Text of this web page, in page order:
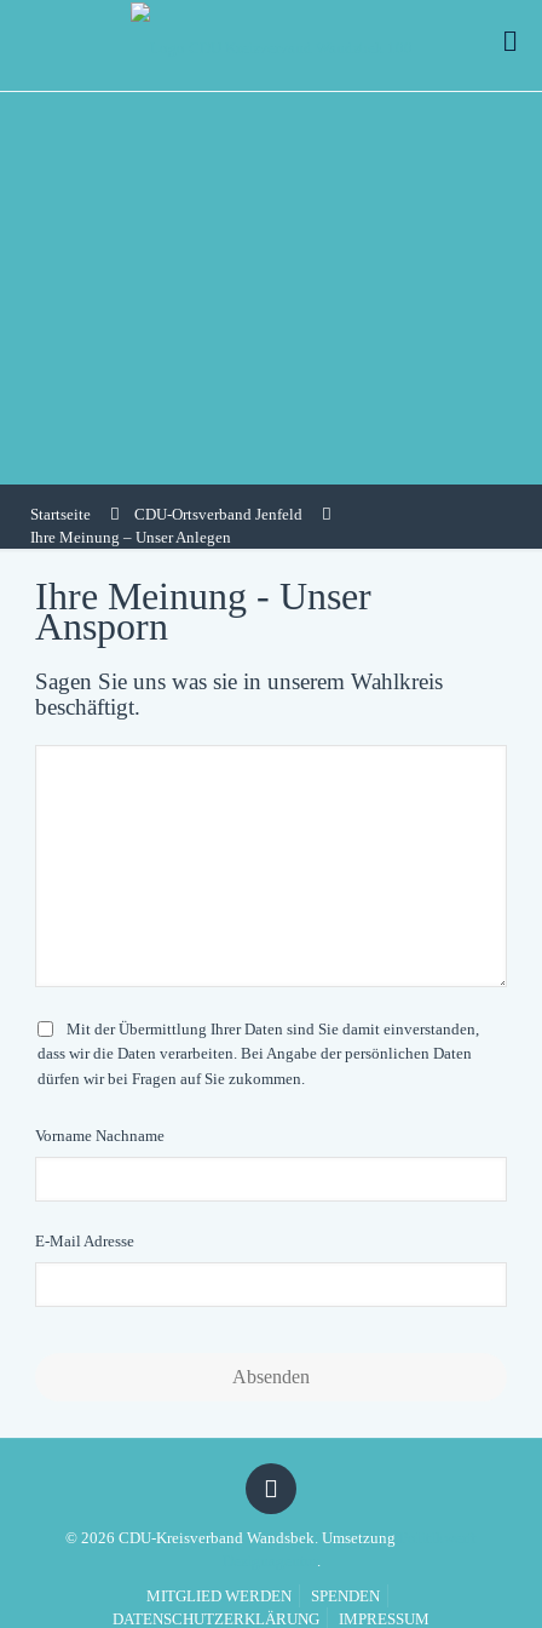
Startseite
CDU-Ortsverband Jenfeld
Ihre Meinung – Unser Anlegen
Ihre Meinung - Unser
Ansporn
Sagen Sie uns was sie in unserem Wahlkreis
beschäftigt.
Mit der Übermittlung Ihrer Daten sind Sie damit einverstanden,
dass wir die Daten verarbeiten. Bei Angabe der persönlichen Daten
dürfen wir bei Fragen auf Sie zukommen.
Vorname Nachname
E-Mail Adresse
Absenden
© 2026 CDU-Kreisverband Wandsbek. Umsetzung
MITGLIED WERDEN
SPENDEN
DATENSCHUTZERKLÄRUNG
IMPRESSUM